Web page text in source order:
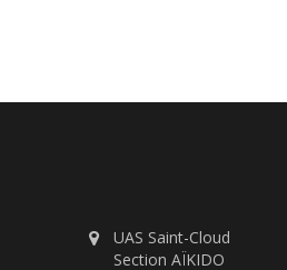
UAS Saint-Cloud
Section AÏKIDO